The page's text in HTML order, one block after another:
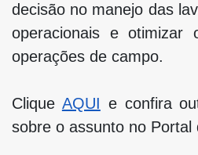
decisão no manejo das
operacionais e otimizar
operações de campo.
Clique AQUI e confira
sobre o assunto no Portal